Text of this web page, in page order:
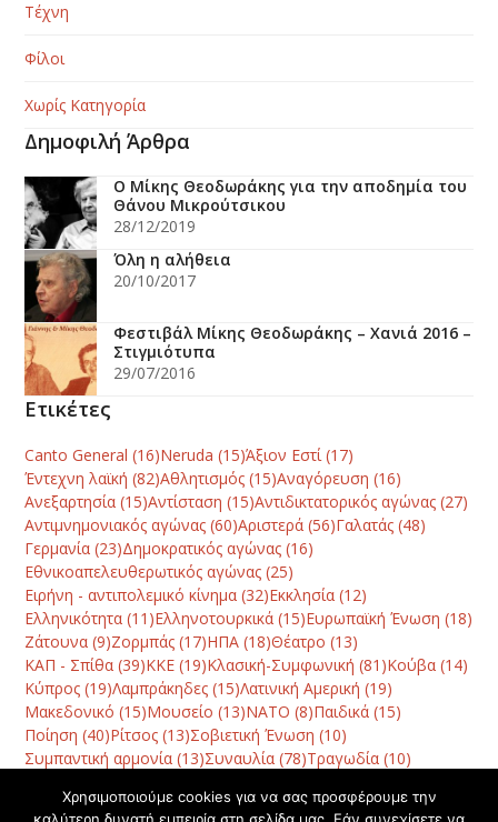
Τέχνη
Φίλοι
Χωρίς Κατηγορία
Δημοφιλή Άρθρα
Ο Μίκης Θεοδωράκης για την αποδημία του
Θάνου Μικρούτσικου
28/12/2019
Όλη η αλήθεια
20/10/2017
Φεστιβάλ Μίκης Θεοδωράκης – Χανιά 2016 –
Στιγμιότυπα
29/07/2016
Ετικέτες
Canto General (16)Neruda (15)Άξιον Εστί(17)
Έντεχνη λαϊκή (82)Αθλητισμός (15)Αναγόρευση (16)
Ανεξαρτησία (15)Αντίσταση (15)Αντιδικτατορικός αγώνας (27)
Αντιμνημονιακός αγώνας (60)Αριστερά (56)Γαλατάς (48)
Γερμανία (23)Δημοκρατικός αγώνας (16)
Εθνικοαπελευθερωτικός αγώνας (25)
Ειρήνη - αντιπολεμικό κίνημα (32)Εκκλησία (12)
Ελληνικότητα (11)Ελληνοτουρκικά (15)Ευρωπαϊκή Ένωση (18)
Ζάτουνα (9)Ζορμπάς (17)ΗΠΑ (18)Θέατρο (13)
ΚΑΠ - Σπίθα (39)ΚΚΕ (19)Κλασική-Συμφωνική (81)Κούβα (14)
Κύπρος (19)Λαμπράκηδες (15)Λατινική Αμερική (19)
Μακεδονικό (15)Μουσείο (13)ΝΑΤΟ (8)Παιδικά (15)
Ποίηση (40)Ρίτσος (13)Σοβιετική Ένωση (10)
Συμπαντική αρμονία (13)Συναυλία (78)Τραγωδία (10)
Χρησιμοποιούμε cookies για να σας προσφέρουμε την